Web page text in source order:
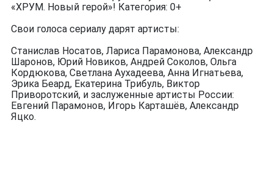
«ХРУМ. Новый герой»! Категория: 0+
Свои голоса сериалу дарят артисты:
Станислав Носатов, Лариса Парамонова, Александр
Шаронов, Юрий Новиков, Андрей Соколов, Ольга
Кордюкова, Светлана Аухадеева, Анна Игнатьева,
Эрика Беард, Екатерина Трибуль, Виктор
Приворотский, и заслуженные артисты России:
Евгений Парамонов, Игорь Карташёв, Александр
Яцко.